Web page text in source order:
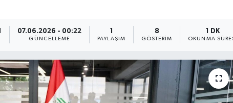
07.06.2026 - 00:22
GÜNCELLEME
1
PAYLAŞIM
8
GÖSTERIM
1 DK
OKUNMA